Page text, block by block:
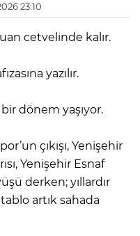
23:10
cetvelinde kalır.
yazılır.
dönem yaşıyor.
çıkışı, Yenişehir
Yenişehir Esnaf
derken; yıllardır
artık sahada